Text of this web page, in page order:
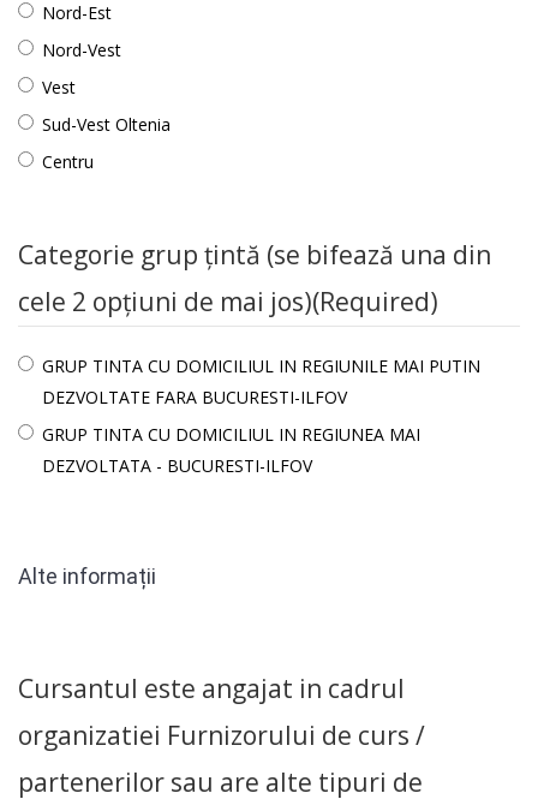
Nord-Est
Nord-Vest
Vest
Sud-Vest Oltenia
Centru
Categorie grup țintă (se bifează una din
cele 2 opțiuni de mai jos)(Required)
GRUP TINTA CU DOMICILIUL IN REGIUNILE MAI PUTIN
DEZVOLTATE FARA BUCURESTI-ILFOV
GRUP TINTA CU DOMICILIUL IN REGIUNEA MAI
DEZVOLTATA - BUCURESTI-ILFOV
Alte informații
Cursantul este angajat in cadrul
organizatiei Furnizorului de curs /
partenerilor sau are alte tipuri de